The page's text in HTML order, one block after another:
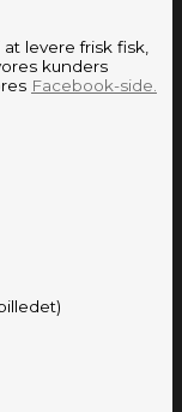
levere frisk fisk,
kunders
Facebook-side.